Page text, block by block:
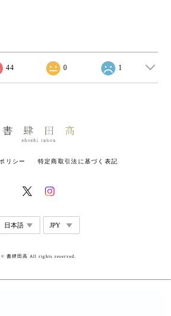
44 0 1
リシー 特定商取引法に基づく表記
© 書肆田高 All rights reserved.